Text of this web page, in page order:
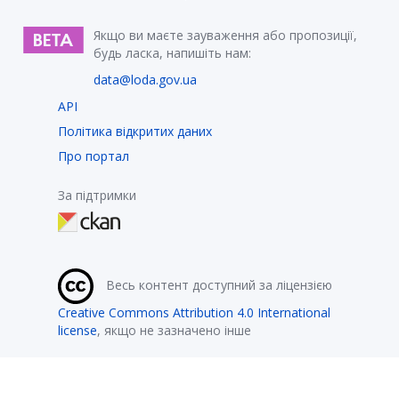
Якщо ви маєте зауваження або пропозиції,
будь ласка, напишіть нам:
data@loda.gov.ua
API
Політика відкритих даних
Про портал
За підтримки
Весь контент доступний за ліцензією
Creative Commons Attribution 4.0 International
license, якщо не зазначено інше